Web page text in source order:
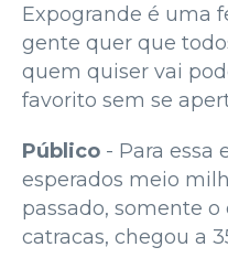
Expogrande é uma
gente quer que
quem quiser vai
favorito sem se
Público - Para essa
esperados meio
passado, somente
catracas, chegou a